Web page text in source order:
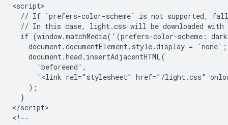
<script>
// If `prefers-color-scheme` is not supported,
// In this case, light.css will be downloaded with
if (window.matchMedia('(prefers-color-scheme:
    document.documentElement.style.display = 'none';
    document.head.insertAdjacentHTML(
      'beforeend',
'<link rel="stylesheet" href="/light.css"
    );
  }
</script>
<!--